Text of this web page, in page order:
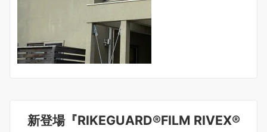
新登場『RIKEGUARD®FILM RIVEX®